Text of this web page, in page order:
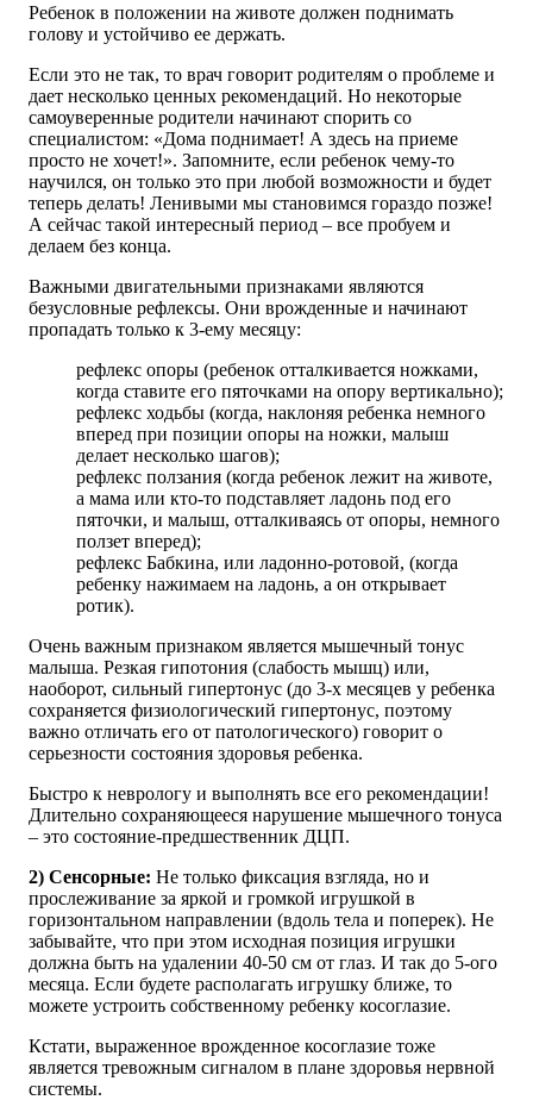
Ребенок в положении на животе должен поднимать
голову и устойчиво ее держать.
Если это не так, то врач говорит родителям о проблеме и
дает несколько ценных рекомендаций. Но некоторые
самоуверенные родители начинают спорить со
специалистом: «Дома поднимает! А здесь на приеме
просто не хочет!». Запомните, если ребенок чему-то
научился, он только это при любой возможности и будет
теперь делать! Ленивыми мы становимся гораздо позже!
А сейчас такой интересный период – все пробуем и
делаем без конца.
Важными двигательными признаками являются
безусловные рефлексы. Они врожденные и начинают
пропадать только к 3-ему месяцу:
рефлекс опоры (ребенок отталкивается ножками,
когда ставите его пяточками на опору вертикально);
рефлекс ходьбы (когда, наклоняя ребенка немного
вперед при позиции опоры на ножки, малыш
делает несколько шагов);
рефлекс ползания (когда ребенок лежит на животе,
а мама или кто-то подставляет ладонь под его
пяточки, и малыш, отталкиваясь от опоры, немного
ползет вперед);
рефлекс Бабкина, или ладонно-ротовой, (когда
ребенку нажимаем на ладонь, а он открывает
ротик).
Очень важным признаком является мышечный тонус
малыша. Резкая гипотония (слабость мышц) или,
наоборот, сильный гипертонус (до 3-х месяцев у ребенка
сохраняется физиологический гипертонус, поэтому
важно отличать его от патологического) говорит о
серьезности состояния здоровья ребенка.
Быстро к неврологу и выполнять все его рекомендации!
Длительно сохраняющееся нарушение мышечного тонуса
– это состояние-предшественник ДЦП.
2) Сенсорные: Не только фиксация взгляда, но и
прослеживание за яркой и громкой игрушкой в
горизонтальном направлении (вдоль тела и поперек). Не
забывайте, что при этом исходная позиция игрушки
должна быть на удалении 40-50 см от глаз. И так до 5-ого
месяца. Если будете располагать игрушку ближе, то
можете устроить собственному ребенку косоглазие.
Кстати, выраженное врожденное косоглазие тоже
является тревожным сигналом в плане здоровья нервной
системы.